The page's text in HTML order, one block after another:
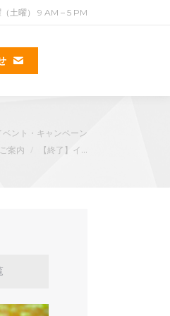
（土曜） 9 AM – 5 PM
ベント・キャンペーン
案内
【終了】イ…